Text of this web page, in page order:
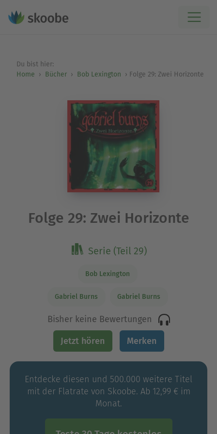
Du bist hier:
Home
Bücher Bob Lexington Folge 29: Zwei Horizonte
Folge 29: Zwei Horizonte
Serie (Teil 29)
Bob Lexington
Gabriel Burns Gabriel Burns
Bisher keine Bewertungen
Jetzt hören Merken
Entdecke diesen und 500.000 weitere Titel
mit der Flatrate von Skoobe. Ab 12,99 € im
Monat.